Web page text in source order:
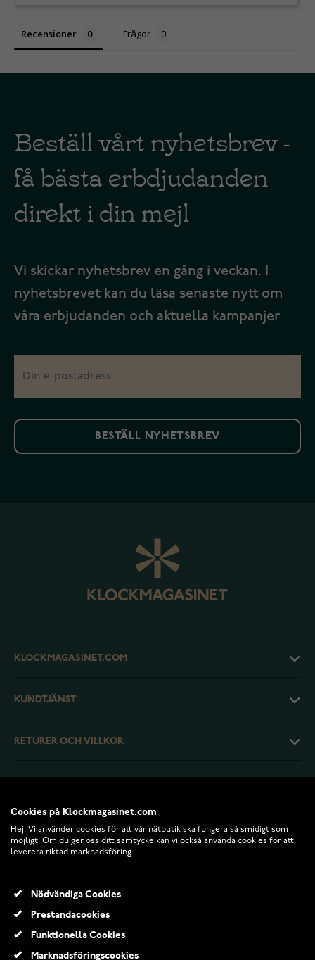
Recensioner Frågor
Beställ vårt nyhetsbrev -
få bästa erbdjudanden
direkt i din mejl
Vi skickar nyhetsbrev en gång i veckan. I
nyhetsbrevet kan du läsa senaste nytt om
våra erbjudanden och aktuella kampanjer
BESTÄLL NYHETSBREV
KLOCKMAGASINET.COM
KUNDTJÄNST
RETURER OCH VILLKOR
© 2026 Klockmagasinet.com
Cookies på Klockmagasinet.com
Hej! Vi använder cookies för att vår nätbutik ska fungera så smidigt som
möjligt. Om du ger oss ditt samtycke kan vi också använda cookies för att
leverera riktad marknadsföring.
Nödvändiga Cookies
Prestandacookies
Funktionella Cookies
Marknadsföringscookies